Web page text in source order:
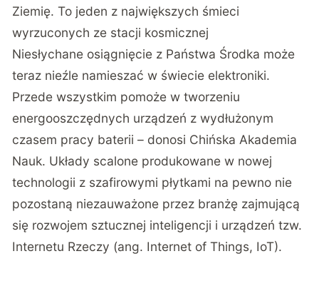
Ziemię. To jeden z największych śmieci
wyrzuconych ze stacji kosmicznej
Niesłychane osiągnięcie z Państwa Środka może
teraz nieźle namieszać w świecie elektroniki.
Przede wszystkim pomoże w tworzeniu
energooszczędnych urządzeń z wydłużonym
czasem pracy baterii – donosi Chińska Akademia
Nauk. Układy scalone produkowane w nowej
technologii z szafirowymi płytkami na pewno nie
pozostaną niezauważone przez branżę zajmującą
się rozwojem sztucznej inteligencji i urządzeń tzw.
Internetu Rzeczy (ang. Internet of Things, IoT).